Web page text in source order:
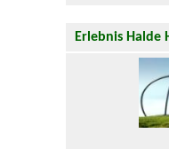
Erlebnis Halde